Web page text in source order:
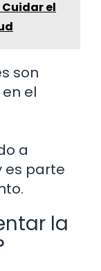
el
son
el
a
es parte
la